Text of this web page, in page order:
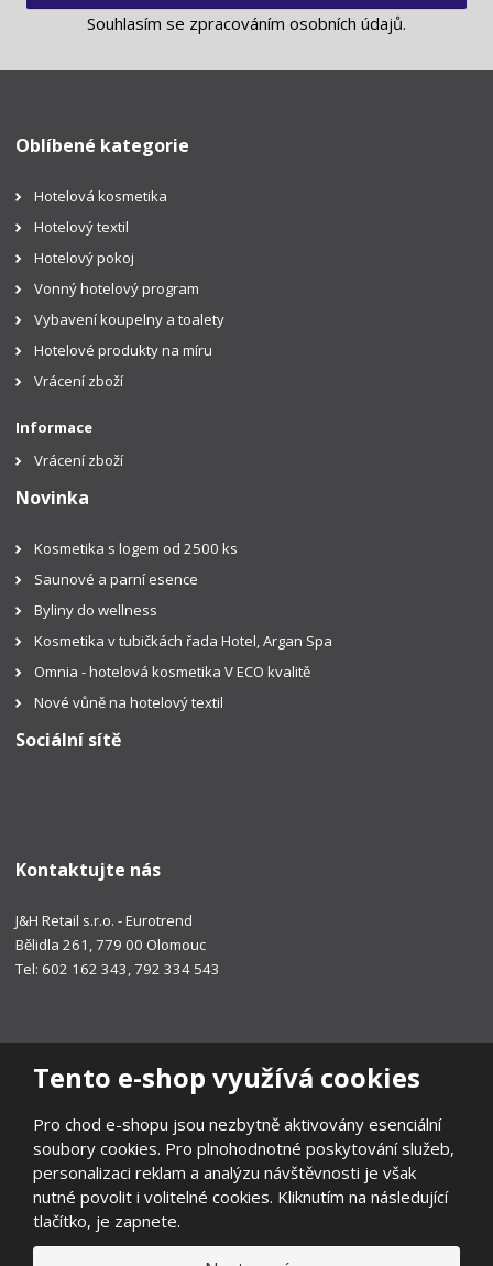
Tento e-shop využívá cookies
Pro chod e-shopu jsou nezbytně aktivovány esenciální
soubory cookies. Pro plnohodnotné poskytování služeb,
personalizaci reklam a analýzu návštěvnosti je však
nutné povolit i volitelné cookies. Kliknutím na následující
tlačítko, je zapnete.
Souhlasím se zpracováním osobních údajů.
Oblíbené kategorie
Hotelová kosmetika
Hotelový textil
Hotelový pokoj
Vonný hotelový program
Vybavení koupelny a toalety
Hotelové produkty na míru
Vrácení zboží
Informace
Vrácení zboží
Novinka
Kosmetika s logem od 2500 ks
Saunové a parní esence
Byliny do wellness
Kosmetika v tubičkách řada Hotel, Argan Spa
Omnia - hotelová kosmetika V ECO kvalitě
Nové vůně na hotelový textil
Sociální sítě
Kontaktujte nás
J&H Retail s.r.o. - Eurotrend
Bělidla 261, 779 00 Olomouc
Tel: 602 162 343, 792 334 543